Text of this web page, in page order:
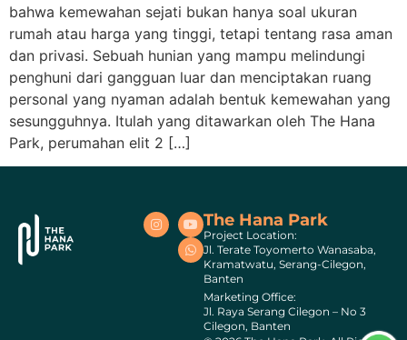
bahwa kemewahan sejati bukan hanya soal ukuran
rumah atau harga yang tinggi, tetapi tentang rasa aman
dan privasi. Sebuah hunian yang mampu melindungi
penghuni dari gangguan luar dan menciptakan ruang
personal yang nyaman adalah bentuk kemewahan yang
sesungguhnya. Itulah yang ditawarkan oleh The Hana
Park, perumahan elit 2 […]
The Hana Park
Project Location:
Jl. Terate Toyomerto Wanasaba,
Kramatwatu, Serang-Cilegon,
Banten
Marketing Office:
Jl. Raya Serang Cilegon – No 3
Cilegon, Banten